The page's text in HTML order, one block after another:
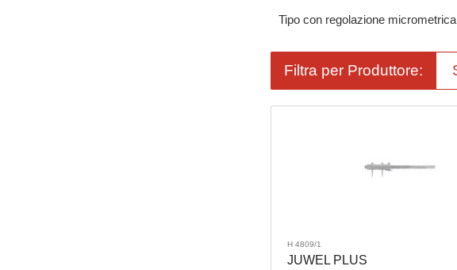
Tipo con regolazione micrometrica
Filtra per Produttore:
H 4809/1
JUWEL PLUS